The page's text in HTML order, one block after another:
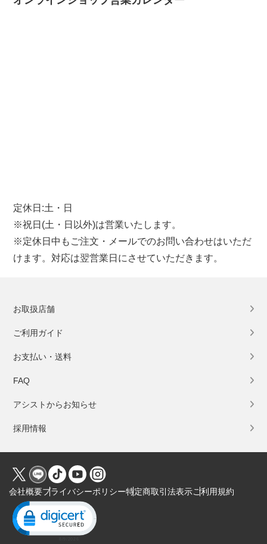
定休日:土・日
※祝日(土・日以外)は営業いたします。
※定休日中もご注文・メールでのお問い合わせはいただ
けます。対応は翌営業日にさせていただきます。
お取扱店舗
ご利用ガイド
お支払い・送料
FAQ
アシストからお知らせ
採用情報
会社概要プライバシーポリシー特定商取引法表示ご利用規約
Click to open certificate verification popup